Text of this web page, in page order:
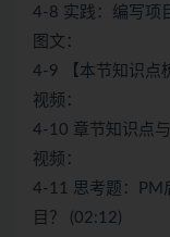
4-8 实践：编写项
图文：
4-9 【本节知识点
视频：
4-10 章节知识点
视频：
4-11 思考题：PM
目？ (02:12)